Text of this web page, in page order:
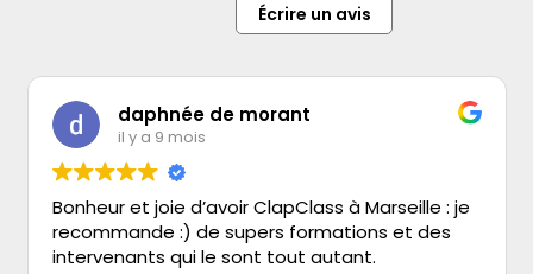
Écrire un avis
daphnée de morant
il y a 9 mois
Bonheur et joie d’avoir ClapClass à Marseille : je
recommande :) de supers formations et des
intervenants qui le sont tout autant.